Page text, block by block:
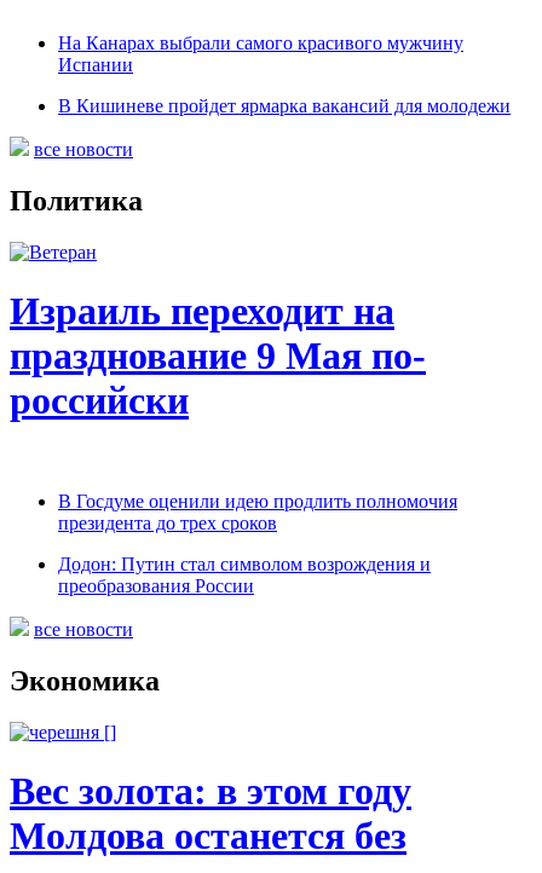
На Канарах выбрали самого красивого мужчину
Испании
В Кишиневе пройдет ярмарка вакансий для молодежи
все новости
Политика
Израиль переходит на
празднование 9 Мая по-
российски
В Госдуме оценили идею продлить полномочия
президента до трех сроков
Додон: Путин стал символом возрождения и
преобразования России
все новости
Экономика
Вес золота: в этом году
Молдова останется без